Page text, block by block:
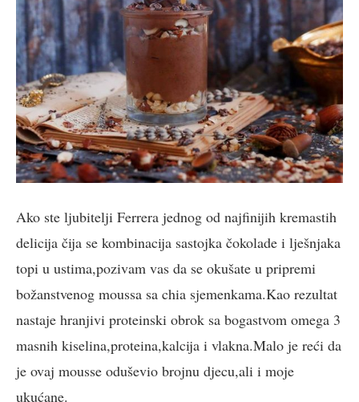
Ako ste ljubitelji Ferrera jednog od najfinijih kremastih
delicija čija se kombinacija sastojka čokolade i lješnjaka
topi u ustima,pozivam vas da se okušate u pripremi
božanstvenog moussa sa chia sjemenkama.Kao rezultat
nastaje hranjivi proteinski obrok sa bogastvom omega 3
masnih kiselina,proteina,kalcija i vlakna.Malo je reći da
je ovaj mousse oduševio brojnu djecu,ali i moje
ukućane.